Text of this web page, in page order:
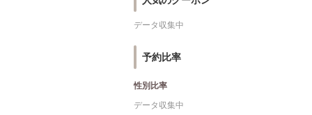
データ収集中
予約比率
性別比率
データ収集中